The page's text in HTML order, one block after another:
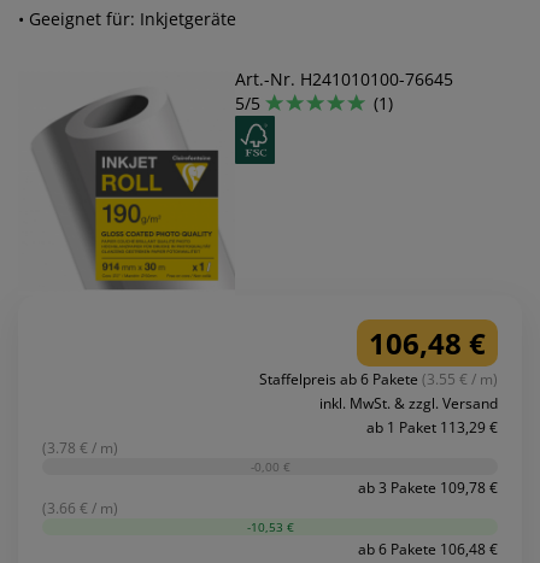
• Geeignet für: Inkjetgeräte
Art.-Nr. H241010100-76645
5/5
(1)
106,48 €
Staffelpreis ab 6 Pakete (3.55 € / m)
inkl. MwSt. & zzgl. Versand
ab 1 Paket 113,29 €
(3.78 € / m)
-0,00 €
ab 3 Pakete 109,78 €
(3.66 € / m)
-10,53 €
ab 6 Pakete 106,48 €